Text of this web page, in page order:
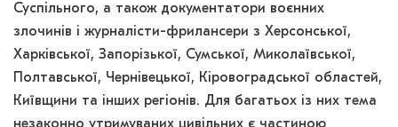
Суспільного, а також документатори воєнних
злочинів і журналісти-фрилансери з Херсонської,
Харківської, Запорізької, Сумської, Миколаївської,
Полтавської, Чернівецької, Кіровоградської областей,
Київщини та інших регіонів. Для багатьох із них тема
незаконно утримуваних цивільних є частиною